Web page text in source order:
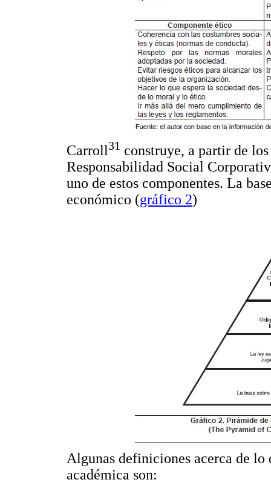
Carroll 31 construye, a partir de
Responsabilidad Social
uno de estos componentes. La
económico (gráfico 2)
Algunas definiciones acerca de lo
académica son: